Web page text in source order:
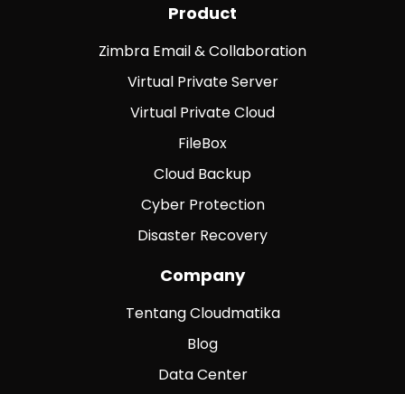
Product
Zimbra Email & Collaboration
Virtual Private Server
Virtual Private Cloud
FileBox
Cloud Backup
Cyber Protection
Disaster Recovery
Company
Tentang Cloudmatika
Blog
Data Center